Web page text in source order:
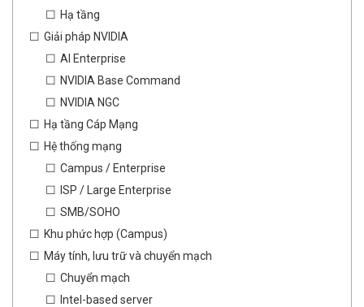
Hạ tầng
Giải pháp NVIDIA
AI Enterprise
NVIDIA Base Command
NVIDIA NGC
Hạ tầng Cáp Mạng
Hệ thống mạng
Campus / Enterprise
ISP / Large Enterprise
SMB/SOHO
Khu phức hợp (Campus)
Máy tính, lưu trữ và chuyển mạch
Chuyển mạch
Intel-based server